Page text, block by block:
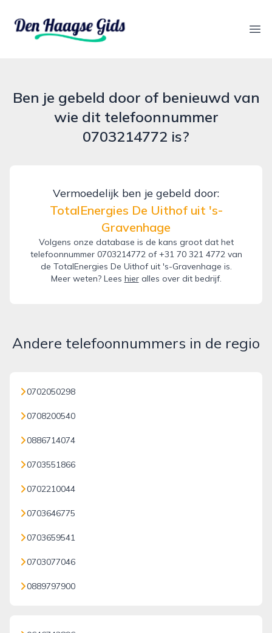
denhaagsegids.nl
Ben je gebeld door of benieuwd van
wie dit telefoonnummer
0703214772 is?
Vermoedelijk ben je gebeld door:
TotalEnergies De Uithof uit 's-
Gravenhage
Volgens onze database is de kans groot dat het
telefoonnummer 0703214772 of +31 70 321 4772 van
de TotalEnergies De Uithof uit 's-Gravenhage is.
Meer weten? Lees hieralles over dit bedrijf.
Andere telefoonnummers in de regio
0702050298
0708200540
0886714074
0703551866
0702210044
0703646775
0703659541
0703077046
0889797900